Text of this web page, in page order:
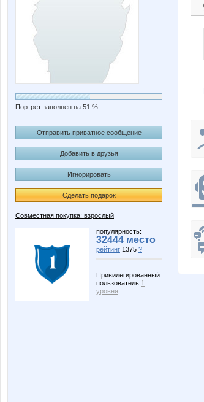
Портрет заполнен на 51 %
Отправить приватное сообщение
Добавить в друзья
Игнорировать
Сделать подарок
Совместная покупка: взрослый
популярность:
32444 место
рейтинг 1375 ?
Привилегированный
пользователь 1
уровня